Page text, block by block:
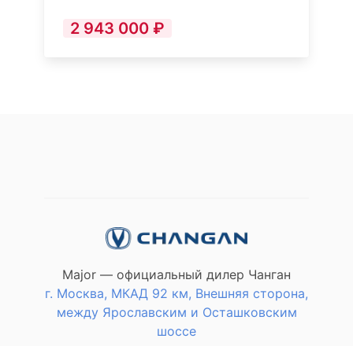
Адаптивный круиз-контроль с
2 943 000 ₽
Major — официальный дилер Чанган
г. Москва, МКАД 92 км, Внешняя сторона,
между Ярославским и Осташковским
шоссе